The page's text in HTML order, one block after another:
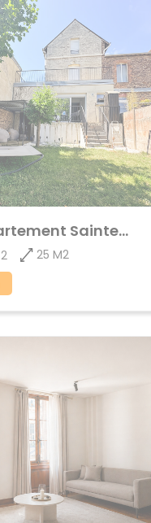
Achat Appartement Sainte-Thérèse
2 25 M2